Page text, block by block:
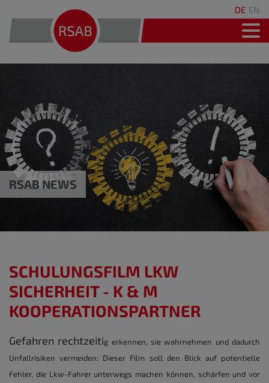
RSAB NEWS
SCHULUNGSFILM LKW
SICHERHEIT - K & M
KOOPERATIONSPARTNER
Gefahren rechtzeitig erkennen, sie wahrnehmen und dadurch
Unfallrisiken vermeiden: Dieser Film soll den Blick auf potentielle
Fehler, die Lkw-Fahrer unterwegs machen können, schärfen und vor
DE EN